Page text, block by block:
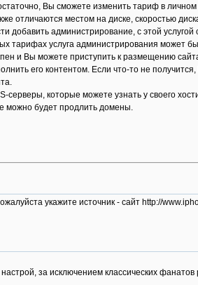
Вы сможете изменить тариф в
отличаются местом на диске, скоростью
добавить администрирование, с этой
тарифах услуга администрирования может
и Вы можете приступить к размещению
его контентом. Если что-то не
которые можете узнать у своего
можно будет продлить домены.
укажите источник - сайт http://
за исключением классических фанатов